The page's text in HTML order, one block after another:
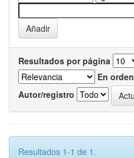
Resultados por página
En orden
Autor/registro
Resultados 1-1 de 1.